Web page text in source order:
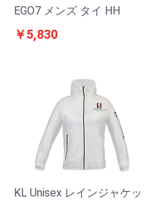
EGO7 メンズ タイ HH
￥5,830
KL Unisex レインジャケッ